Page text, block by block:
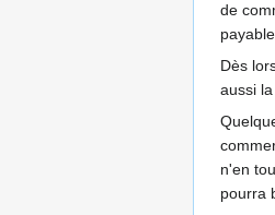
de
Dès
aussi
n'en
pourra